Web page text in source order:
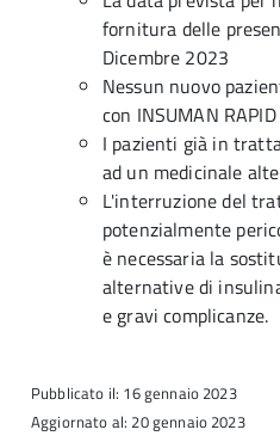
fornitura delle
Dicembre 2023
Nessun nuovo
con INSUMAN RAPID
I pazienti già in
ad un medicinale
L'interruzione del
potenzialmente
è necessaria la
alternative di
e gravi complicanze.
Pubblicato il: 16 gennaio 2023
Aggiornato al: 20 gennaio 2023